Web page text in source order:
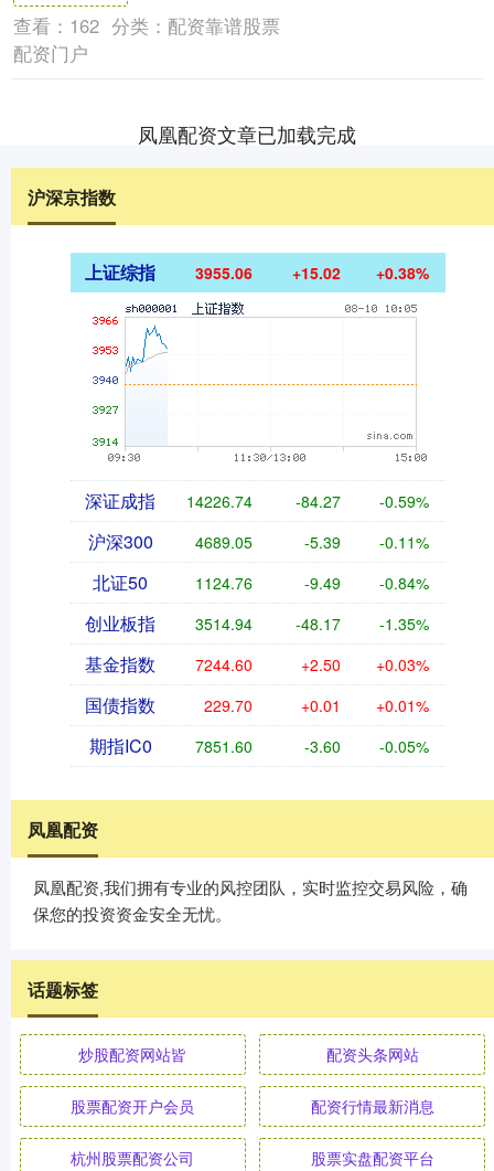
查看： 162 分类： 配资靠谱股票
配资门户
凤凰配资文章已加载完成
沪深京指数
上证综指 3955.06 +15.02 +0.38%
深证成指 14226.74 -84.27 -0.59%
沪深300 4689.05 -5.39 -0.11%
北证50 1124.76 -9.49 -0.84%
创业板指 3514.94 -48.17 -1.35%
基金指数 7244.60 +2.50 +0.03%
国债指数 229.70 +0.01 +0.01%
期指IC0 7851.60 -3.60 -0.05%
凤凰配资
凤凰配资,我们拥有专业的风控团队，实时监控交易风险，确
保您的投资资金安全无忧。
话题标签
炒股配资网站皆 配资头条网站
股票配资开户会员 配资行情最新消息
杭州股票配资公司 股票实盘配资平台